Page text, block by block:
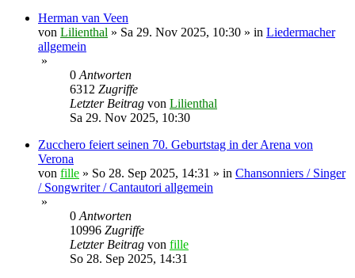
Herman van Veen
von Lilienthal » Sa 29. Nov 2025, 10:30 » in Liedermacher
allgemein
»
0Antworten
6312 Zugriffe
Letzter Beitrag von Lilienthal
Sa 29. Nov 2025, 10:30
Zucchero feiert seinen 70. Geburtstag in der Arena von
Verona
von fille » So 28. Sep 2025, 14:31 » in Chansonniers / Singer
/ Songwriter / Cantautori allgemein
»
0Antworten
10996 Zugriffe
Letzter Beitrag von fille
So 28. Sep 2025, 14:31